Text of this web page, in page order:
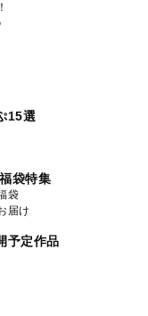
15選
袋特集
袋
届け
予定作品